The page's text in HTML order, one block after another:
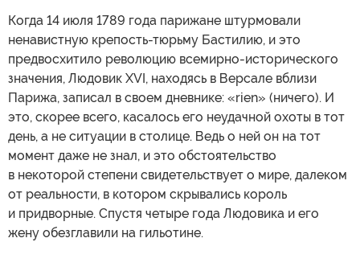
Когда 14 июля 1789 года парижане штурмовали
ненавистную крепость-тюрьму Бастилию, и это
предвосхитило революцию всемирно-исторического
значения, Людовик XVI, находясь в Версале вблизи
Парижа, записал в своем дневнике: «rien» (ничего). И
это, скорее всего, касалось его неудачной охоты в тот
день, а не ситуации в столице. Ведь о ней он на тот
момент даже не знал, и это обстоятельство
в некоторой степени свидетельствует о мире, далеком
от реальности, в котором скрывались король
и придворные. Спустя четыре года Людовика и его
жену обезглавили на гильотине.